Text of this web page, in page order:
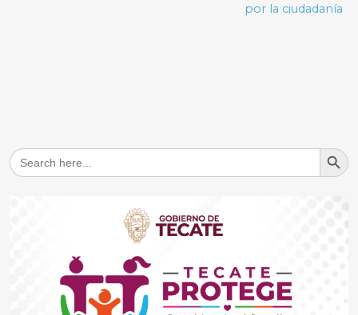
por la ciudadanía
Search
for:
Search